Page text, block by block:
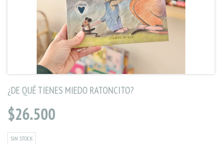
¿DE QUÉ TIENES MIEDO RATONCITO?
$26.500
SIN STOCK